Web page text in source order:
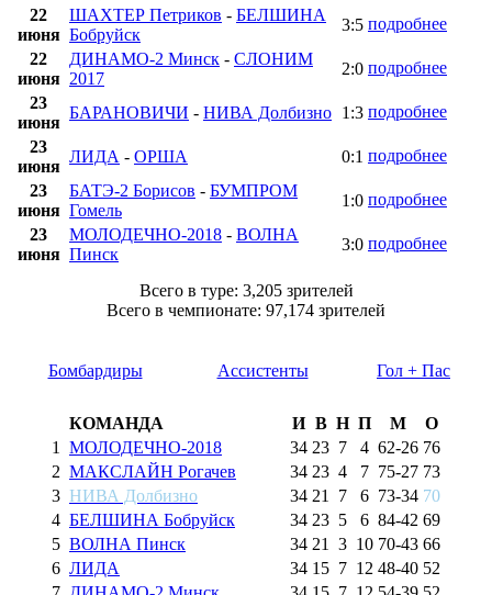
22
июня
ШАХТЕР Петриков - БЕЛШИНА
Бобруйск
3:5 подробнее
22
июня
ДИНАМО-2 Минск - СЛОНИМ
2017
2:0 подробнее
23
июня
БАРАНОВИЧИ - НИВА Долбизно 1:3 подробнее
23
июня
ЛИДА - ОРША 0:1 подробнее
23
июня
БАТЭ-2 Борисов - БУМПРОМ
Гомель
1:0 подробнее
23
июня
МОЛОДЕЧНО-2018 - ВОЛНА
Пинск
3:0 подробнее
Всего в туре: 3,205 зрителей
Всего в чемпионате: 97,174 зрителей
Бомбардиры Ассистенты Гол + Пас
КОМАНДА И В Н П М
О
1
МОЛОДЕЧНО-2018 34 23 7 4 62-26 76
2 МАКСЛАЙН Рогачев 34 23 4 7 75-27 73
3 НИВА Долбизно 34 21 7 6 73-34 70
4 БЕЛШИНА Бобруйск 34 23 5 6 84-42 69
5 ВОЛНА Пинск 34 21 3 10 70-43 66
6 ЛИДА 34 15 7 12 48-40 52